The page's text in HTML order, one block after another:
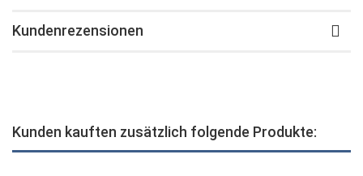
Kundenrezensionen
Kunden kauften zusätzlich folgende Produkte: